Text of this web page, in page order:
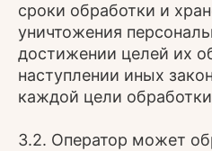
сроки обработки и
уничтожения
достижении целей их
наступлении иных
каждой цели
3.2. Оператор может